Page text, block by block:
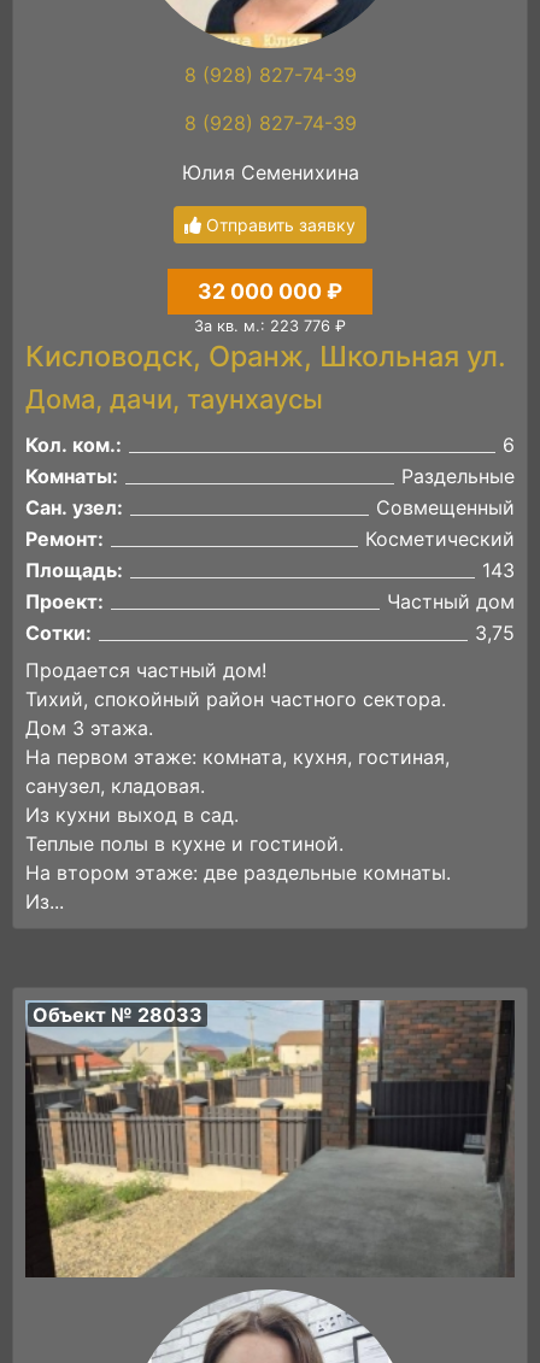
8 (928) 827-74-39
8 (928) 827-74-39
Юлия Семенихина
Отправить заявку
32 000 000 ₽
За кв. м.: 223 776 ₽
Кисловодск, Оранж, Школьная ул.
Дома, дачи, таунхаусы
Кол. ком.:
6
Комнаты:
Раздельные
Сан. узел:
Совмещенный
Ремонт:
Косметический
Площадь:
143
Проект:
Частный дом
Сотки:
3,75
Продается частный дом!
Тихий, спокойный район частного сектора.
Дом 3 этажа.
На первом этаже: комната, кухня, гостиная,
санузел, кладовая.
Из кухни выход в сад.
Теплые полы в кухне и гостиной.
На втором этаже: две раздельные комнаты.
Из...
Объект № 28033